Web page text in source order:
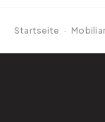
Startseite · Mobiliar